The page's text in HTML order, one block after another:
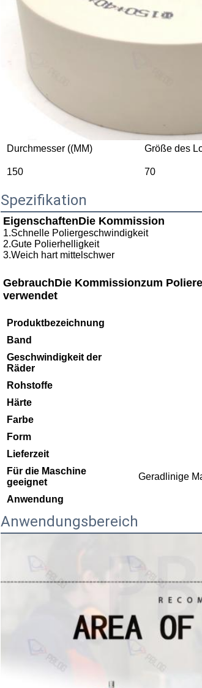
Durchmesser ((MM) Größe des
150 70
Spezifikation
EigenschaftenDie Kommission
1.Schnelle Poliergeschwindigkeit
2.Gute Polierhelligkeit
3.Weich hart mittelschwer
GebrauchDie Kommissionzum
verwendet
Produktbezeichnung
Band
Geschwindigkeit der
Räder
Rohstoffe
Härte
Farbe
Form
Lieferzeit
Für die Maschine
geeignet
Geradlinige
Anwendung
Anwendungsbereich